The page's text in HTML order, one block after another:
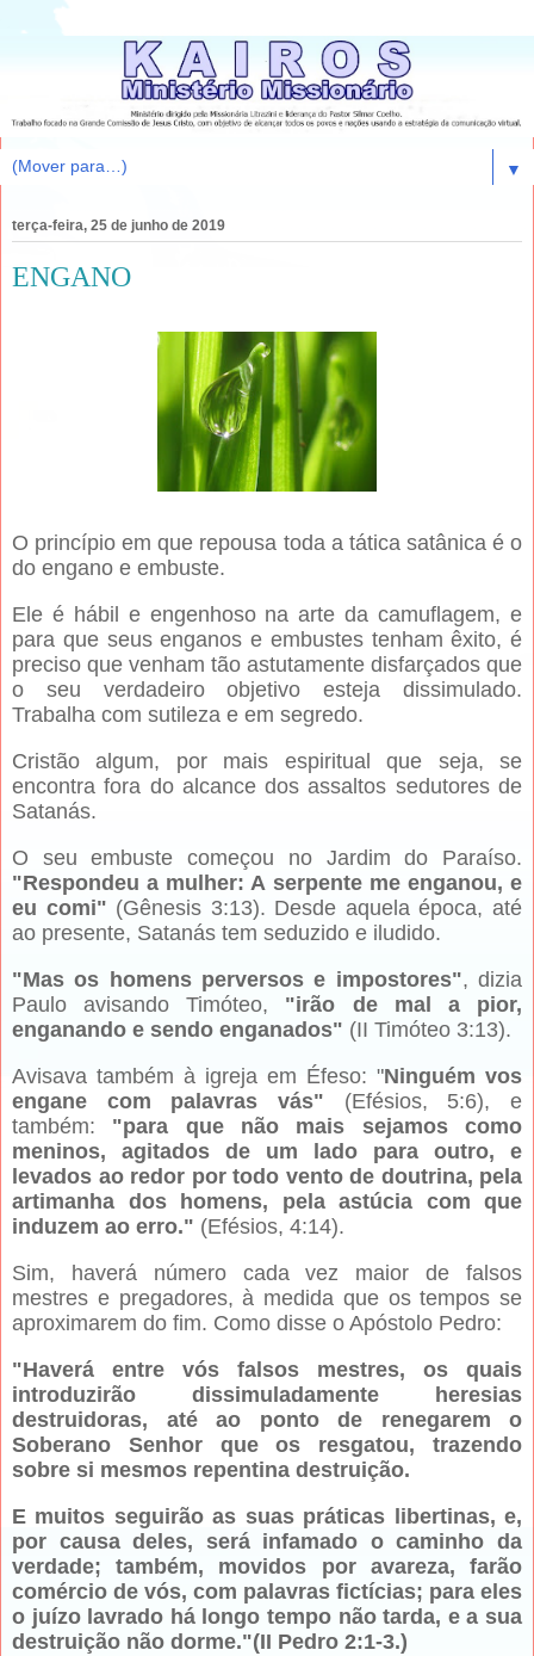
▼
terça-feira, 25 de junho de 2019
ENGANO
O princípio em que repousa toda a tática satânica é o
do engano e embuste.
Ele é hábil e engenhoso na arte da camuflagem, e
para que seus enganos e embustes tenham êxito, é
preciso que venham tão astutamente disfarçados que
o seu verdadeiro objetivo esteja dissimulado.
Trabalha com sutileza e em segredo.
Cristão algum, por mais espiritual que seja, se
encontra fora do alcance dos assaltos sedutores de
Satanás.
O seu embuste começou no Jardim do Paraíso.
"Respondeu a mulher: A serpente me enganou, e
eu comi" (Gênesis 3:13). Desde aquela época, até
ao presente, Satanás tem seduzido e iludido.
"Mas os homens perversos e impostores", dizia
Paulo avisando Timóteo, "irão de mal a pior,
enganando e sendo enganados" (II Timóteo 3:13).
Avisava também à igreja em Éfeso: "Ninguém vos
engane com palavras vás" (Efésios, 5:6), e
também: "para que não mais sejamos como
meninos, agitados de um lado para outro, e
levados ao redor por todo vento de doutrina, pela
artimanha dos homens, pela astúcia com que
induzem ao erro." (Efésios, 4:14).
Sim, haverá número cada vez maior de falsos
mestres e pregadores, à medida que os tempos se
aproximarem do fim. Como disse o Apóstolo Pedro:
"Haverá entre vós falsos mestres, os quais
introduzirão dissimuladamente heresias
destruidoras, até ao ponto de renegarem o
Soberano Senhor que os resgatou, trazendo
sobre si mesmos repentina destruição.
E muitos seguirão as suas práticas libertinas, e,
por causa deles, será infamado o caminho da
verdade; também, movidos por avareza, farão
comércio de vós, com palavras fictícias; para eles
o juízo lavrado há longo tempo não tarda, e a sua
destruição não dorme."(II Pedro 2:1-3.)